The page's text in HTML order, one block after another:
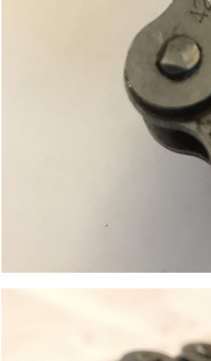
Chuyên sản xuất và phân phối
xích con lăn, xích tải bước đôi,
khớp nối, nhông tải, nhông tiêu